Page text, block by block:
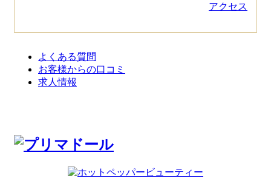
アクセス
よくある質問
お客様からの口コミ
求人情報